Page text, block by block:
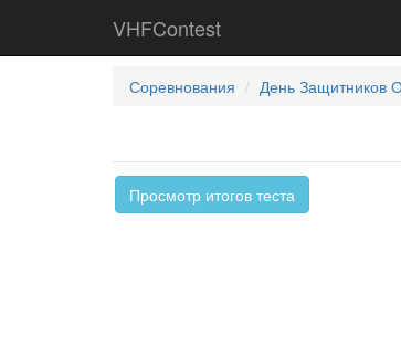
VHFContest
Соревнования День Защитников
Просмотр итогов теста